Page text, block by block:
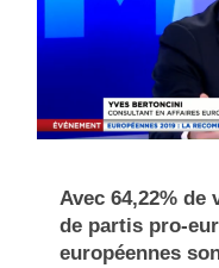
Avec 64,22% de
de partis pro-
européennes